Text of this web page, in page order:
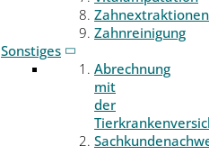
Zahnextraktionen
Zahnreinigung
Sonstiges
Abrechnung
mit
der